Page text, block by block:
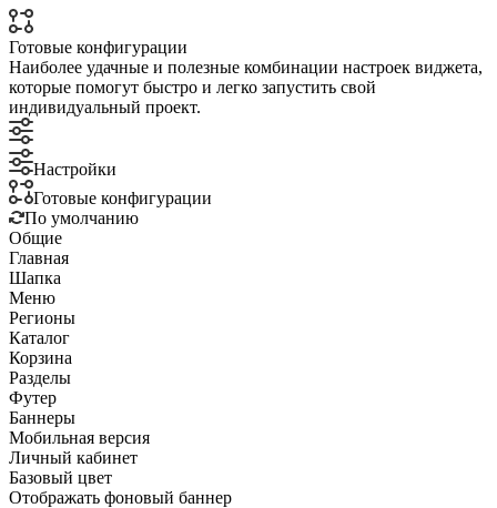
Готовые конфигурации
Наиболее удачные и полезные комбинации настроек виджета,
которые помогут быстро и легко запустить свой
индивидуальный проект.
Настройки
Готовые конфигурации
По умолчанию
Общие
Главная
Шапка
Меню
Регионы
Каталог
Корзина
Разделы
Футер
Баннеры
Мобильная версия
Личный кабинет
Базовый цвет
Отображать фоновый баннер